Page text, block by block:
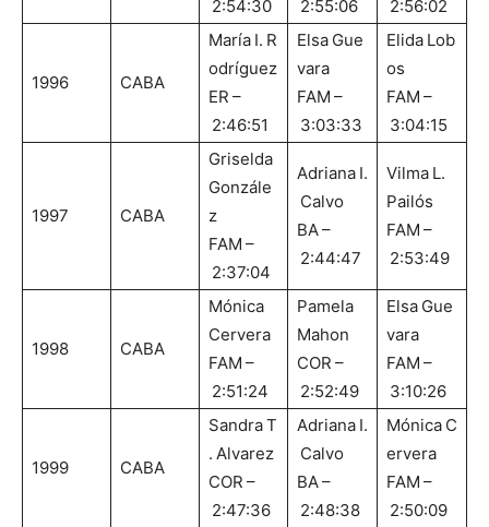
2:54:30
2:55:06
2:56:02
1996 CABA
María I. R
odríguez
ER –
2:46:51
Elsa Gue
vara
FAM –
3:03:33
Elida Lob
os
FAM –
3:04:15
1997 CABA
Griselda
Gonzále
z
FAM –
2:37:04
Adriana I.
Calvo
BA –
2:44:47
Vilma L.
Pailós
FAM –
2:53:49
1998 CABA
Mónica
Cervera
FAM –
2:51:24
Pamela
Mahon
COR –
2:52:49
Elsa Gue
vara
FAM –
3:10:26
1999 CABA
Sandra T
. Alvarez
COR –
2:47:36
Adriana I.
Calvo
BA –
2:48:38
Mónica C
ervera
FAM –
2:50:09